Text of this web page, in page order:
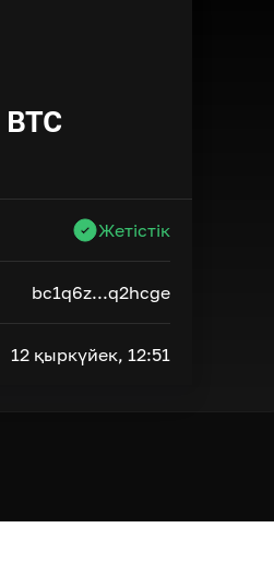
BTC
Жетістік
bc1q6z...q2hcge
12 қыркүйек, 12:51